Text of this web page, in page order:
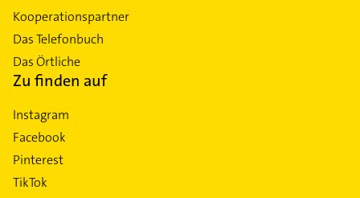
Kooperationspartner
Das Telefonbuch
Das Örtliche
Zu finden auf
Instagram
Facebook
Pinterest
TikTok